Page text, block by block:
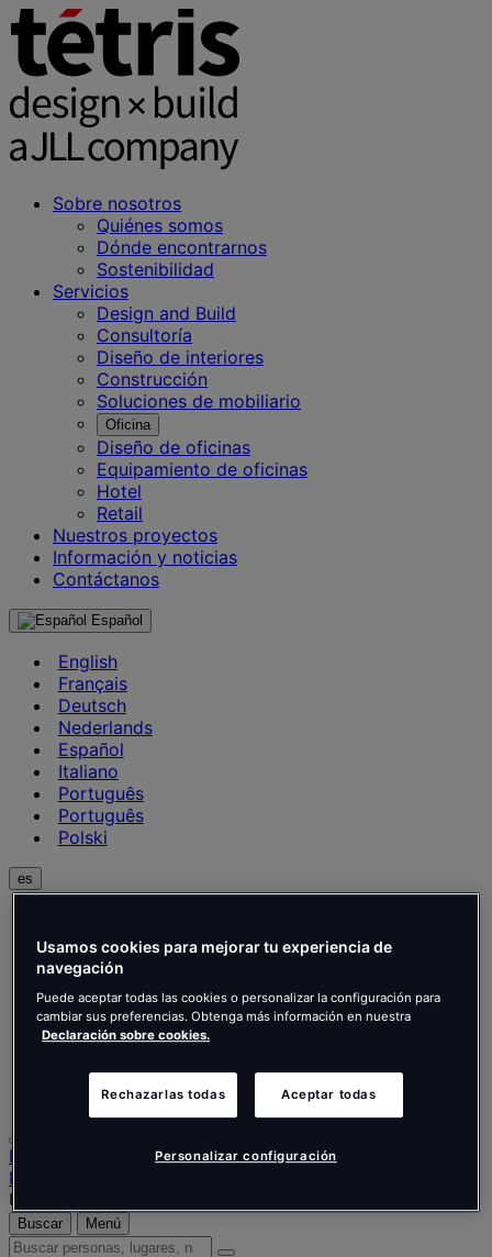
Sobre nosotros
Quiénes somos
Dónde encontrarnos
Sostenibilidad
Servicios
Design and Build
Consultoría
Diseño de interiores
Construcción
Soluciones de mobiliario
Oficina
Diseño de oficinas
Equipamiento de oficinas
Hotel
Retail
Nuestros proyectos
Información y noticias
Contáctanos
Español
English
Français
Deutsch
Nederlands
Español
Italiano
Português
Português
Polski
es
Français
Deutsch
Español
Italiano
Português
Polski
Inicio
Nuestro trabajo
Un entorno de trabajo atractivo para Keynes
Buscar Menú
Buscar
Usamos cookies para mejorar tu experiencia de
navegación
Puede aceptar todas las cookies o personalizar la configuración para
cambiar sus preferencias. Obtenga más información en nuestra
Declaración sobre cookies.
Rechazarlas todas Aceptar todas
Personalizar configuración